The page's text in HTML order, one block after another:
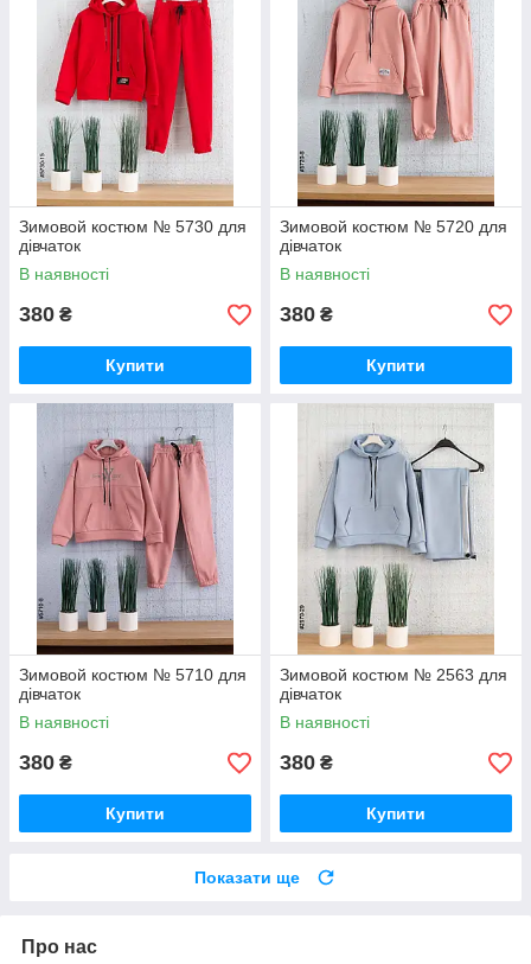
Зимовой костюм № 5730 для
дівчаток
В наявності
380 ₴
Купити
Зимовой костюм № 5720 для
дівчаток
В наявності
380 ₴
Купити
Зимовой костюм № 5710 для
дівчаток
В наявності
380 ₴
Купити
Зимовой костюм № 2563 для
дівчаток
В наявності
380 ₴
Купити
Показати ще
Про нас